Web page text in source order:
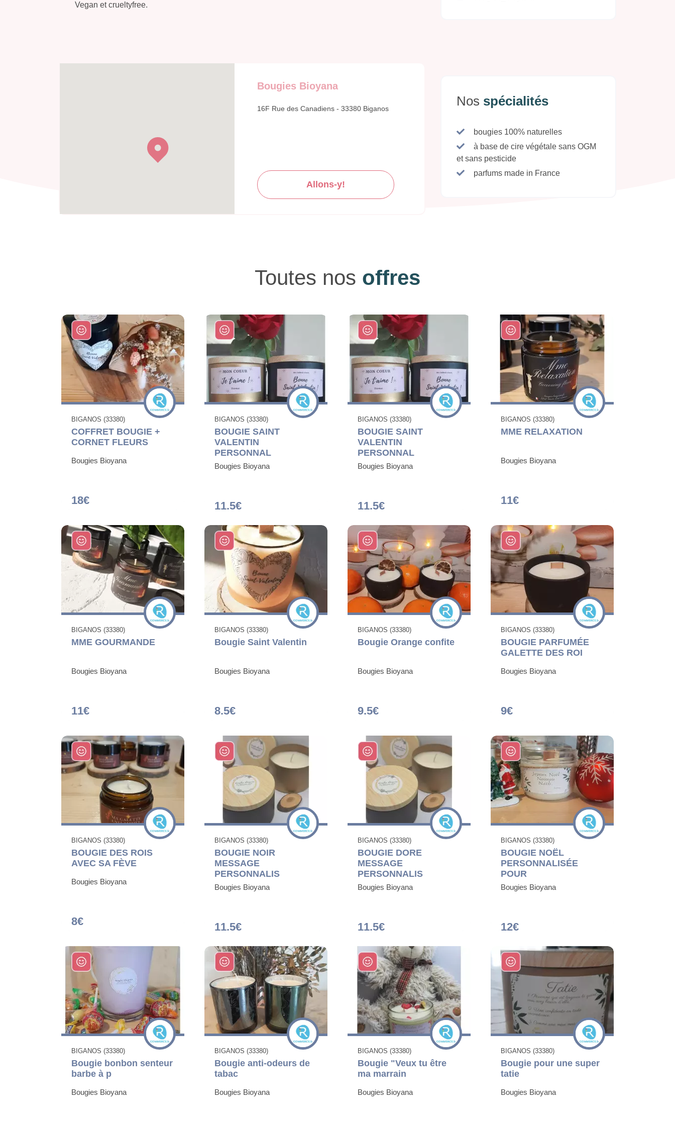
Vegan et crueltyfree.
Bougies Bioyana
16F Rue des Canadiens - 33380 Biganos
Allons-y!
Nos spécialités
bougies 100% naturelles
à base de cire végétale sans OGM
et sans pesticide
parfums made in France
Toutes nos offres
BIGANOS (33380)
COFFRET BOUGIE +
CORNET FLEURS
Bougies Bioyana
18€
BIGANOS (33380)
BOUGIE SAINT
VALENTIN
PERSONNAL
Bougies Bioyana
11.5€
BIGANOS (33380)
BOUGIE SAINT
VALENTIN
PERSONNAL
Bougies Bioyana
11.5€
BIGANOS (33380)
MME RELAXATION
Bougies Bioyana
11€
BIGANOS (33380)
MME GOURMANDE
Bougies Bioyana
11€
BIGANOS (33380)
Bougie Saint Valentin
Bougies Bioyana
8.5€
BIGANOS (33380)
Bougie Orange confite
Bougies Bioyana
9.5€
BIGANOS (33380)
BOUGIE PARFUMÉE
GALETTE DES ROI
Bougies Bioyana
9€
BIGANOS (33380)
BOUGIE DES ROIS
AVEC SA FÈVE
Bougies Bioyana
8€
BIGANOS (33380)
BOUGIE NOIR
MESSAGE
PERSONNALIS
Bougies Bioyana
11.5€
BIGANOS (33380)
BOUGIE DORE
MESSAGE
PERSONNALIS
Bougies Bioyana
11.5€
BIGANOS (33380)
BOUGIE NOËL
PERSONNALISÉE
POUR
Bougies Bioyana
12€
BIGANOS (33380)
Bougie bonbon senteur
barbe à p
Bougies Bioyana
BIGANOS (33380)
Bougie anti-odeurs de
tabac
Bougies Bioyana
BIGANOS (33380)
Bougie "Veux tu être
ma marrain
Bougies Bioyana
BIGANOS (33380)
Bougie pour une super
tatie
Bougies Bioyana